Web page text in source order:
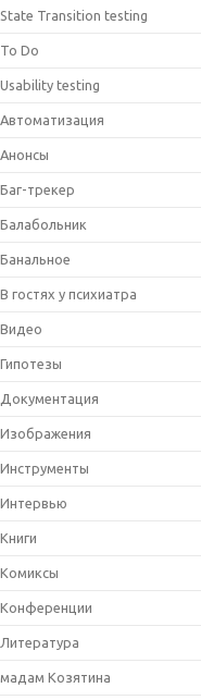
State Transition testing
To Do
Usability testing
Автоматизация
Анонсы
Баг-трекер
Балабольник
Банальное
В гостях у психиатра
Видео
Гипотезы
Документация
Изображения
Инструменты
Интервью
Книги
Комиксы
Конференции
Литература
мадам Козятина